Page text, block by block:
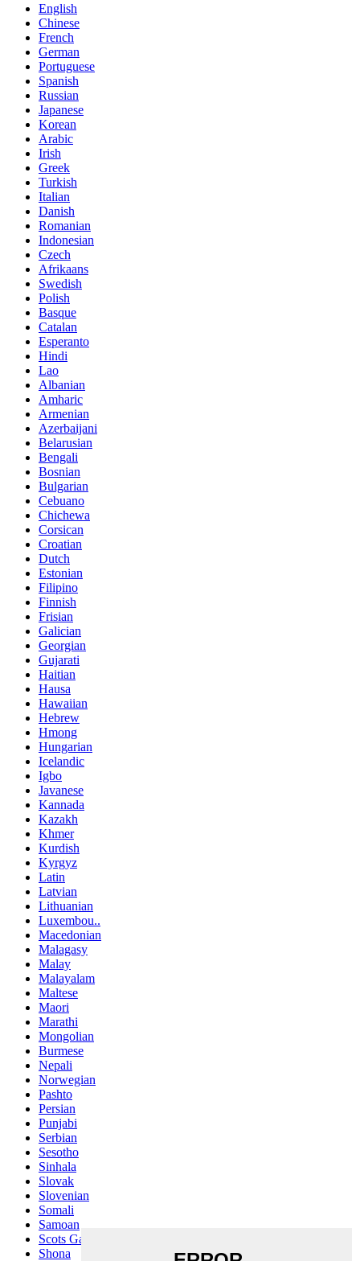
English
Chinese
French
German
Portuguese
Spanish
Russian
Japanese
Korean
Arabic
Irish
Greek
Turkish
Italian
Danish
Romanian
Indonesian
Czech
Afrikaans
Swedish
Polish
Basque
Catalan
Esperanto
Hindi
Lao
Albanian
Amharic
Armenian
Azerbaijani
Belarusian
Bengali
Bosnian
Bulgarian
Cebuano
Chichewa
Corsican
Croatian
Dutch
Estonian
Filipino
Finnish
Frisian
Galician
Georgian
Gujarati
Haitian
Hausa
Hawaiian
Hebrew
Hmong
Hungarian
Icelandic
Igbo
Javanese
Kannada
Kazakh
Khmer
Kurdish
Kyrgyz
Latin
Latvian
Lithuanian
Luxembou..
Macedonian
Malagasy
Malay
Malayalam
Maltese
Maori
Marathi
Mongolian
Burmese
Nepali
Norwegian
Pashto
Persian
Punjabi
Serbian
Sesotho
Sinhala
Slovak
Slovenian
Somali
Samoan
Scots Gaelic
Shona